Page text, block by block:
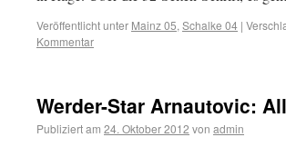
Veröffentlicht unter Mainz 05, Schalke 04 |
Kommentar
Werder-Star Arnautovic:
Publiziert am 24. Oktober 2012 von admin